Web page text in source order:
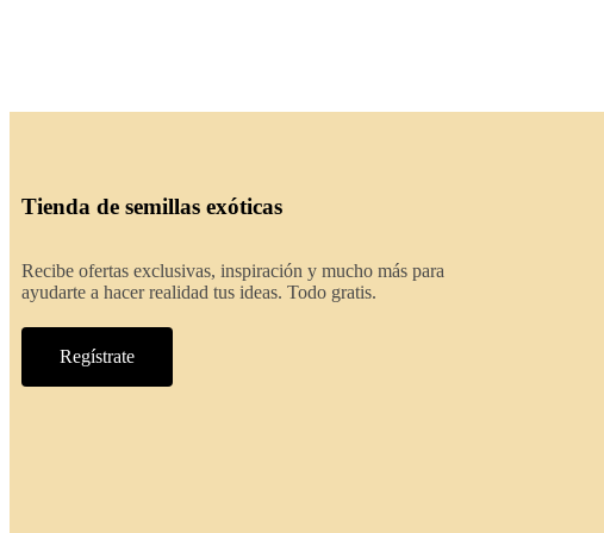
Tienda de semillas exóticas
Recibe ofertas exclusivas, inspiración y mucho más para
ayudarte a hacer realidad tus ideas. Todo gratis.
Regístrate